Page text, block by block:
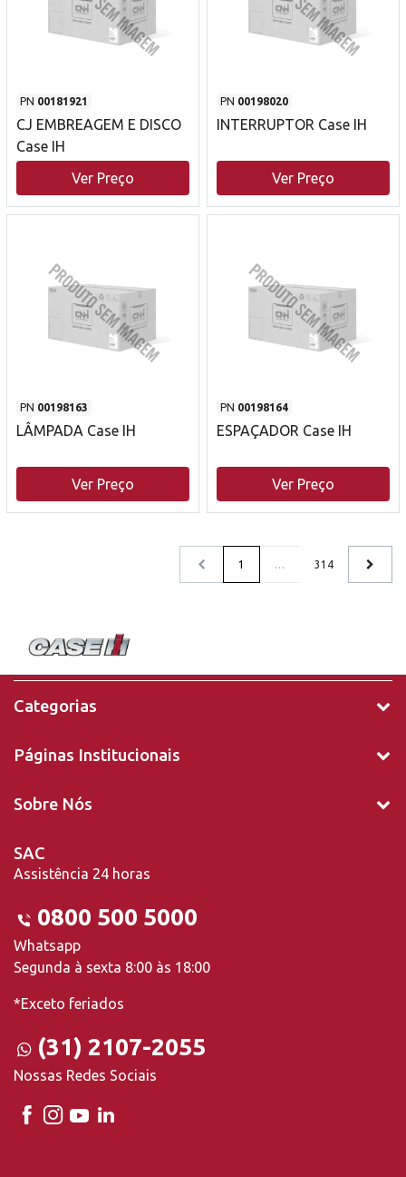
PN 00181921
CJ EMBREAGEM E DISCO
Case IH
Ver Preço
PN 00198020
INTERRUPTOR Case IH
Ver Preço
PN 00198163
LÂMPADA Case IH
Ver Preço
PN 00198164
ESPAÇADOR Case IH
Ver Preço
1 … 314
Categorias
Páginas Institucionais
Sobre Nós
SAC
Assistência 24 horas
0800 500 5000
Whatsapp
Segunda à sexta 8:00 às 18:00
*Exceto feriados
(31) 2107-2055
Nossas Redes Sociais